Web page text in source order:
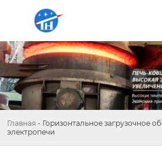
Главная - Горизонтальное загрузочное
электропечи